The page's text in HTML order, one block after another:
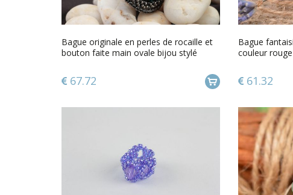
Bague originale en perles de rocaille et
bouton faite main ovale bijou stylé
67.72
Bague
couleur
61.32